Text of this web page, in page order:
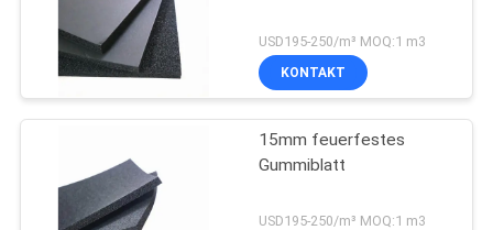
USD195-250/m³ MOQ:1 m3
KONTAKT
15mm feuerfestes
Gummiblatt
USD195-250/m³ MOQ:1 m3